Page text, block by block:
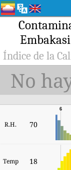
Índice de la
No
R.H. 70
6
Temp 18